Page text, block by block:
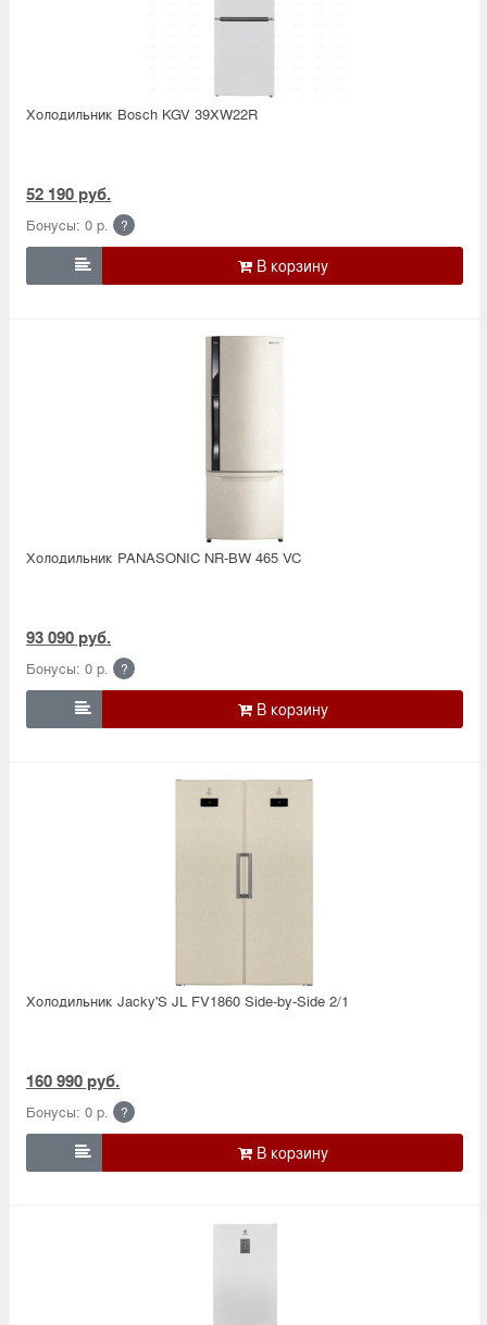
Холодильник Bosсh KGV 39XW22R
52 190 руб.
Бонусы: 0 р. ?

Холодильник PANASONIC NR-BW 465 VC
93 090 руб.
Бонусы: 0 р. ?

Холодильник Jacky'S JL FV1860 Side-by-Side 2/1
160 990 руб.
Бонусы: 0 р. ?
